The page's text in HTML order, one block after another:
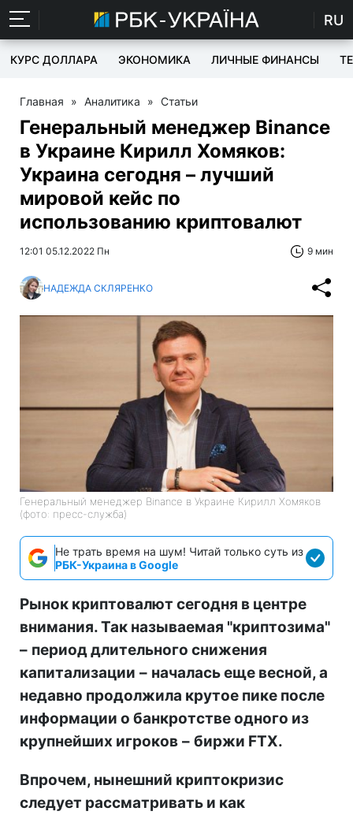
RU
КУРС ДОЛЛАРА ЭКОНОМИКА ЛИЧНЫЕ ФИНАНСЫ
Главная » Аналитика » Статьи
Генеральный менеджер Binance
в Украине Кирилл Хомяков:
Украина сегодня – лучший
мировой кейс по
использованию криптовалют
12:01 05.12.2022 Пн 9 мин
НАДЕЖДА СКЛЯРЕНКО
Генеральный менеджер Binance в Украине Кирилл Хомяков
(фото: пресс-служба)
Не трать время на шум! Читай только суть из
РБК-Украина в Google
Рынок криптовалют сегодня в центре
внимания. Так называемая "криптозима"
– период длительного снижения
капитализации – началась еще весной, а
недавно продолжила крутое пике после
информации о банкротстве одного из
крупнейших игроков – биржи FTX.
Впрочем, нынешний криптокризис
следует рассматривать и как